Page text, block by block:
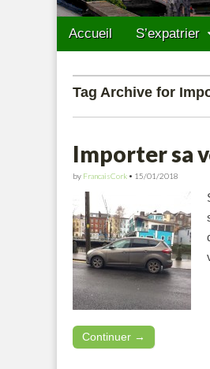
Main menu
Skip to content
Accueil S’expatrier
Tag Archive for
Importer sa
by FrancaisCork • 15/01/2018
Continuer →